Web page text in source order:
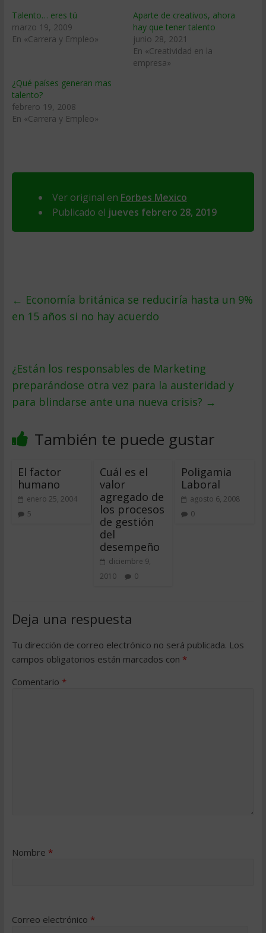
Talento… eres tú
marzo 19, 2009
En «Carrera y Empleo»
Aparte de creativos, ahora
hay que tener talento
junio 28, 2021
En «Creatividad en la
empresa»
¿Qué paí­ses generan mas
talento?
febrero 19, 2008
En «Carrera y Empleo»
Ver original en Forbes Mexico
Publicado el jueves febrero 28, 2019
← Economía británica se reduciría hasta un 9%
en 15 años si no hay acuerdo
¿Están los responsables de Marketing
preparándose otra vez para la austeridad y
para blindarse ante una nueva crisis? →
También te puede gustar
El factor
humano
enero 25, 2004
5
Cuál es el
valor
agregado de
los procesos
de gestión
del
desempeño
diciembre 9,
2010
0
Poligamia
Laboral
agosto 6, 2008
0
Deja una respuesta
Tu dirección de correo electrónico no será publicada. Los
campos obligatorios están marcados con *
Comentario *
Nombre *
Correo electrónico *